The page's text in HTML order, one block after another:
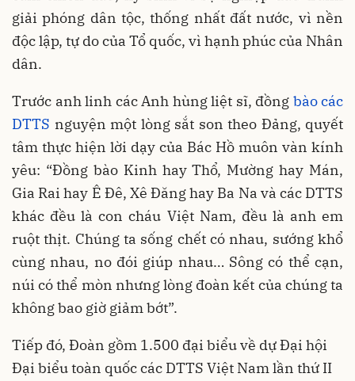
giải phóng dân tộc, thống nhất đất nước, vì nền
độc lập, tự do của Tổ quốc, vì hạnh phúc của Nhân
dân.
Trước anh linh các Anh hùng liệt sĩ, đồng bào các
DTTS nguyện một lòng sắt son theo Đảng, quyết
tâm thực hiện lời dạy của Bác Hồ muôn vàn kính
yêu: “Đồng bào Kinh hay Thổ, Mường hay Mán,
Gia Rai hay Ê Đê, Xê Đăng hay Ba Na và các DTTS
khác đều là con cháu Việt Nam, đều là anh em
ruột thịt. Chúng ta sống chết có nhau, sướng khổ
cùng nhau, no đói giúp nhau… Sông có thể cạn,
núi có thể mòn nhưng lòng đoàn kết của chúng ta
không bao giờ giảm bớt”.
Tiếp đó, Đoàn gồm 1.500 đại biểu về dự Đại hội
Đại biểu toàn quốc các DTTS Việt Nam lần thứ II